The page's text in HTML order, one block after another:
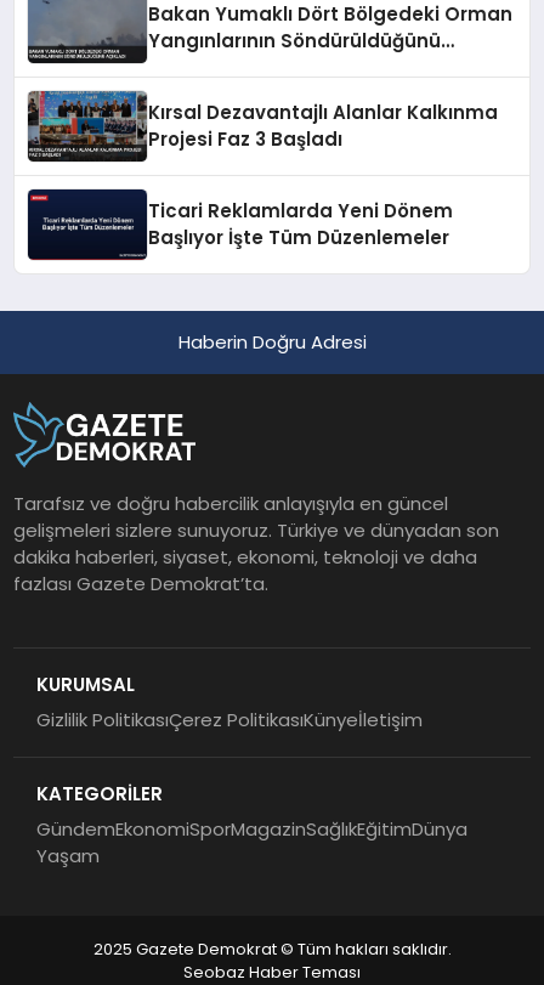
Bakan Yumaklı Dört Bölgedeki Orman
Yangınlarının Söndürüldüğünü
Kırsal Dezavantajlı Alanlar Kalkınma
Projesi Faz 3 Başladı
Ticari Reklamlarda Yeni Dönem
Başlıyor İşte Tüm Düzenlemeler
Haberin Doğru Adresi
Tarafsız ve doğru habercilik anlayışıyla en güncel
gelişmeleri sizlere sunuyoruz. Türkiye ve dünyadan son
dakika haberleri, siyaset, ekonomi, teknoloji ve daha
fazlası Gazete Demokrat’ta.
KURUMSAL
Gizlilik PolitikasıÇerez PolitikasıKünyeİletişim
KATEGORİLER
GündemEkonomiSporMagazinSağlıkEğitimDünya
Yaşam
2025 Gazete Demokrat © Tüm hakları saklıdır.
Seobaz Haber Teması